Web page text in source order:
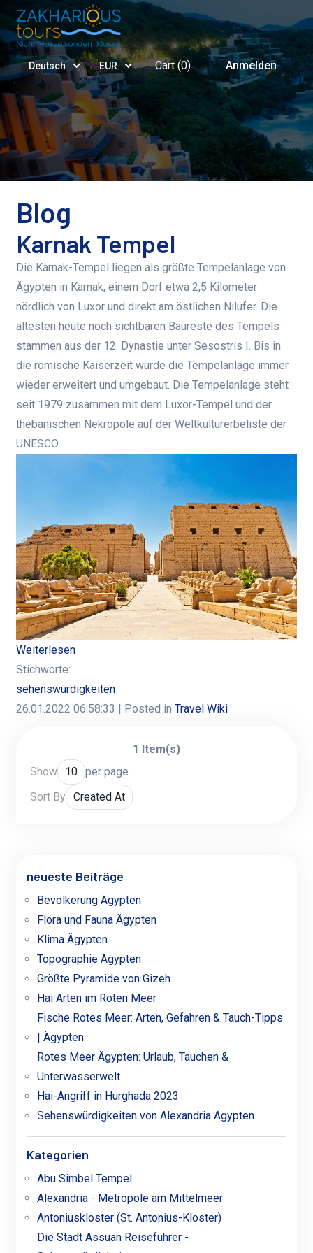
Deutsch EUR Cart (0) Anmelden
Blog
Karnak Tempel
Die Karnak-Tempel liegen als größte Tempelanlage von
Ägypten in Karnak, einem Dorf etwa 2,5 Kilometer
nördlich von Luxor und direkt am östlichen Nilufer. Die
ältesten heute noch sichtbaren Baureste des Tempels
stammen aus der 12. Dynastie unter Sesostris I. Bis in
die römische Kaiserzeit wurde die Tempelanlage immer
wieder erweitert und umgebaut. Die Tempelanlage steht
seit 1979 zusammen mit dem Luxor-Tempel und der
thebanischen Nekropole auf der Weltkulturerbeliste der
UNESCO.
Weiterlesen
Stichworte:
sehenswürdigkeiten
26.01.2022 06:58:33 | Posted inTravel Wiki
1 Item(s)
Show
per page
Sort By
neueste Beiträge
Bevölkerung Ägypten
Flora und Fauna Ägypten
Klima Ägypten
Topographie Ägypten
Größte Pyramide von Gizeh
Hai Arten im Roten Meer
Fische Rotes Meer: Arten, Gefahren & Tauch-Tipps
| Ägypten
Rotes Meer Ägypten: Urlaub, Tauchen &
Unterwasserwelt
Hai-Angriff in Hurghada 2023
Sehenswürdigkeiten von Alexandria Ägypten
Kategorien
Abu Simbel Tempel
Alexandria - Metropole am Mittelmeer
Antoniuskloster (St. Antonius-Kloster)
Die Stadt Assuan Reiseführer -